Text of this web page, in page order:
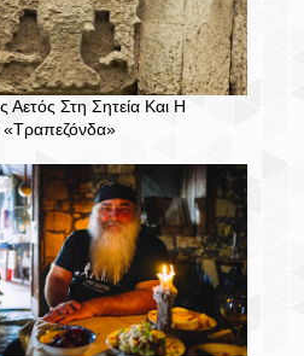
Στη Σητεία Και Η
«Τραπεζόνδα»